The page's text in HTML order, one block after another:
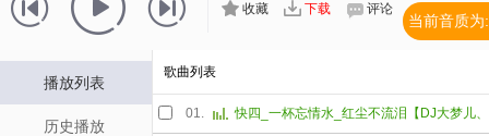
收藏 下载 评论
当前音质为:
播放列表
历史播放
歌曲列表
01.